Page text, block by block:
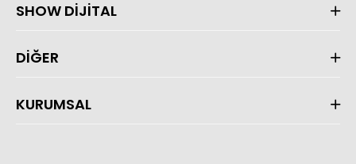
SHOW DİJİTAL
DİĞER
KURUMSAL